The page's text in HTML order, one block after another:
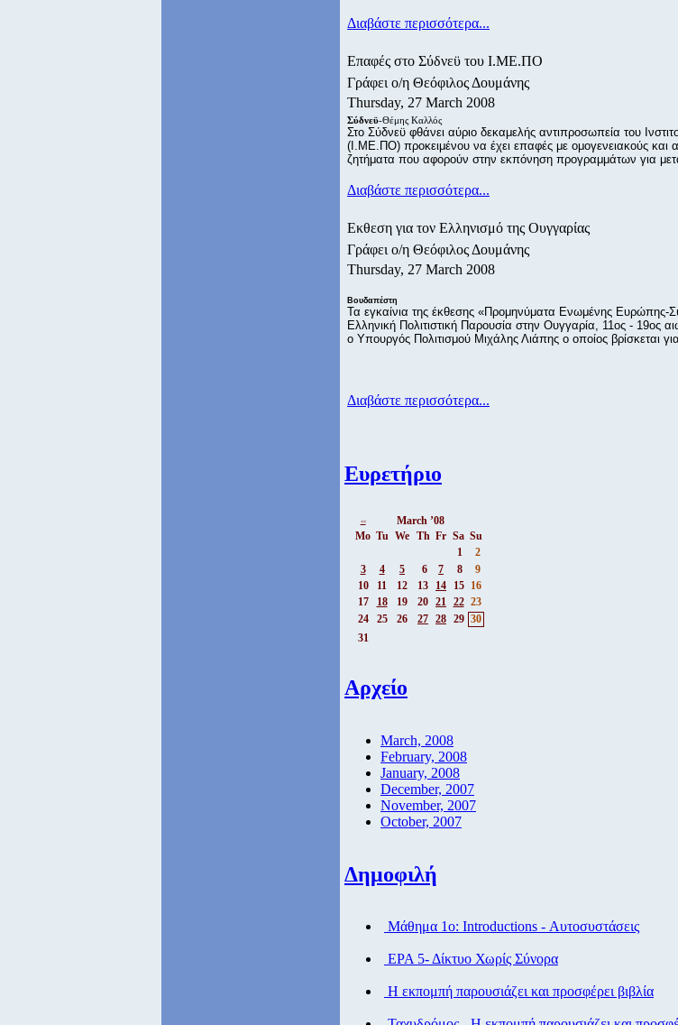
Διαβάστε περισσότερα...
Επαφές στο Σύδνεϋ του Ι.ΜΕ.ΠΟ
Γράφει ο/η Θεόφιλος Δουμάνης
Thursday, 27 March 2008
Σύδνεϋ-Θέμης Καλλός
Στο Σύδνεϋ φθάνει αύριο δεκαμελής αντιπροσωπεία του
(Ι.ΜΕ.ΠΟ) προκειμένου να έχει επαφές με ομογενειακούς και
ζητήματα που αφορούν στην εκπόνηση προγραμμάτων για
Διαβάστε περισσότερα...
Εκθεση για τον Ελληνισμό της Ουγγαρίας
Γράφει ο/η Θεόφιλος Δουμάνης
Thursday, 27 March 2008
Βουδαπέστη
Τα εγκαίνια της έκθεσης «Προμηνύματα Ενωμένης Ευρώπης-
Ελληνική Πολιτιστική Παρουσία στην Ουγγαρία, 11ος - 19ος
ο Υπουργός Πολιτισμού Μιχάλης Λιάπης ο οποίος βρίσκεται
Διαβάστε περισσότερα...
Ευρετήριο
<<
March ’08
Mo Tu We Th Fr Sa Su
1
2
3
4 5 6 7 8
9
10
11 12 13 14 15
16
17
18 19 20 21 22 23
24
25 26 27 28 29 30
31
Αρχείο
March, 2008
February, 2008
January, 2008
December, 2007
November, 2007
October, 2007
Δημοφιλή
Μάθημα 1ο: Introductions - Αυτοσυστάσεις
ΕΡΑ 5- Δίκτυο Χωρίς Σύνορα
Η εκπομπή παρουσιάζει και προσφέρει βιβλία